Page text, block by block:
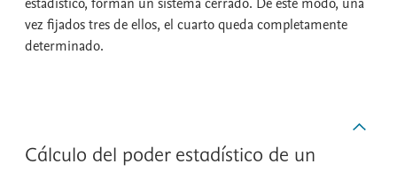
vez fijados tres de ellos, el cuarto queda completamente
determinado.
Cálculo del poder estadístico de un